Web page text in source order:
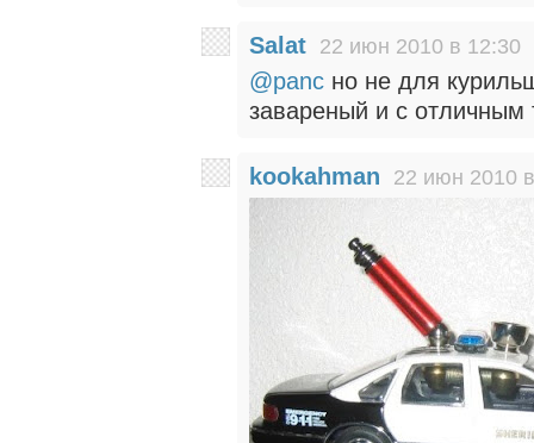
Salat 22 июн 2010 в 12:30
@panc но не для
завареный и с отличным
kookahman 22 июн 2010